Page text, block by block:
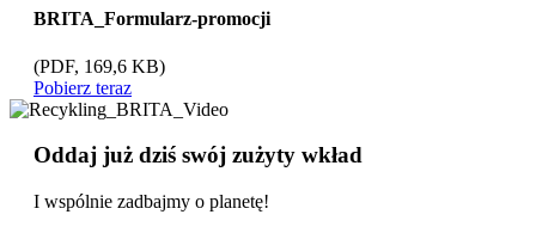
BRITA_Formularz-promocji
(PDF, 169,6 KB)
Pobierz teraz
Oddaj już dziś swój zużyty wkład
I wspólnie zadbajmy o planetę!